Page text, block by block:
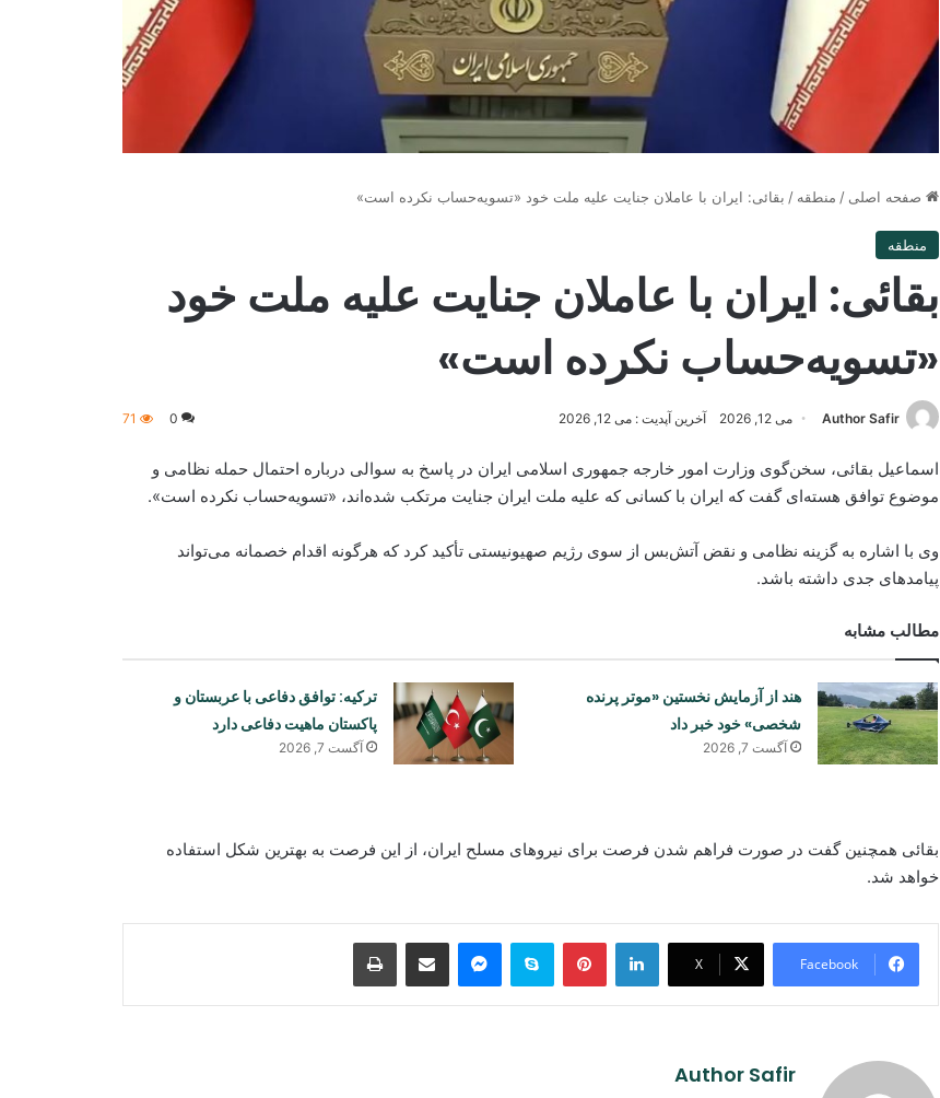
صفحه اصلی / منطقه / بقائی: ایران با عاملان جنایت علیه ملت خود «تسویه‌حساب نکرده است»
منطقه
بقائی: ایران با عاملان جنایت علیه ملت خود
«تسویه‌حساب نکرده است»
Author Safir می 12, 2026 آخرین آپدیت : می 12, 2026 0
71
اسماعیل بقائی، سخن‌گوی وزارت امور خارجه جمهوری اسلامی ایران در پاسخ به سوالی درباره احتمال حمله نظامی و
موضوع توافق هسته‌ای گفت که ایران با کسانی که علیه ملت ایران جنایت مرتکب شده‌اند، «تسویه‌حساب نکرده است».
وی با اشاره به گزینه نظامی و نقض آتش‌بس از سوی رژیم صهیونیستی تأکید کرد که هرگونه اقدام خصمانه می‌تواند
پیامدهای جدی داشته باشد.
مطالب مشابه
هند از آزمایش نخستین «موتر پرنده
شخصی» خود خبر داد
آگست 7, 2026
ترکیه: توافق دفاعی با عربستان و
پاکستان ماهیت دفاعی دارد
آگست 7, 2026
بقائی همچنین گفت در صورت فراهم شدن فرصت برای نیروهای مسلح ایران، از این فرصت به بهترین شکل استفاده
خواهد شد.
Facebook
X
LinkedIn
Pinterest
Skype
Messenger
Share via Email
Print
Author Safir
افغانستان و آذربایجان درباره همکاری‌های